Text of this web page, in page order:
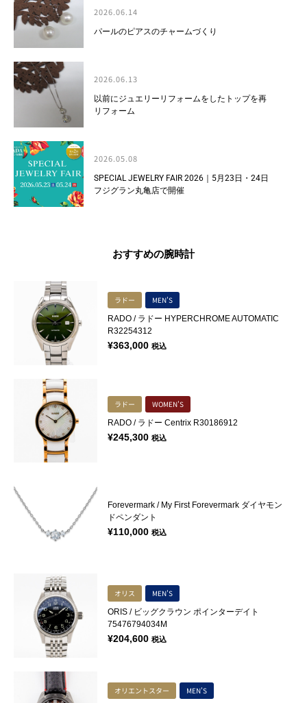
2026.06.14
パールのピアスのチャームづくり
2026.06.13
以前にジュエリーリフォームをしたトップを再
リフォーム
2026.05.08
SPECIAL JEWELRY FAIR 2026｜5月23日・24日
フジグラン丸亀店で開催
おすすめの腕時計
ラドー MEN'S
RADO / ラドー HYPERCHROME AUTOMATIC
R32254312
¥363,000 税込
ラドー WOMEN'S
RADO / ラドー Centrix R30186912
¥245,300 税込
Forevermark / My First Forevermark ダイヤモン
ドペンダント
¥110,000 税込
オリス MEN'S
ORIS / ビッグクラウン ポインターデイト
75476794034M
¥204,600 税込
オリエントスター MEN'S